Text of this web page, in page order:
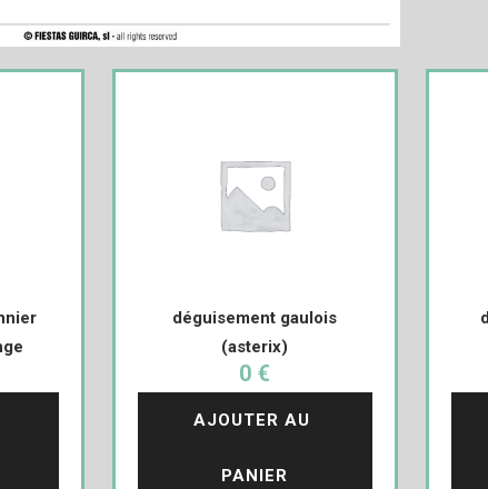
déguisement gaulois
(asterix)
0 €
AJOUTER AU
PANIER